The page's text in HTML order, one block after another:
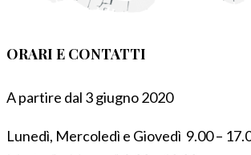
ORARI E CONTATTI
A partire dal 3 giugno 2020
Lunedì, Mercoledì e Giovedì 9.00 –